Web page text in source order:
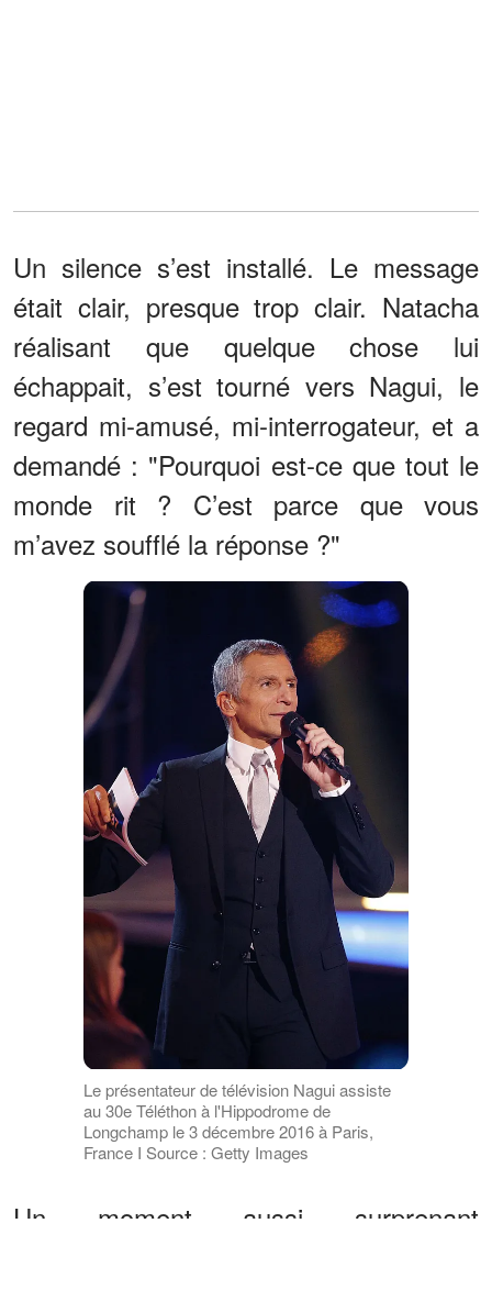
Un silence s’est installé. Le message
était clair, presque trop clair. Natacha
réalisant que quelque chose lui
échappait, s’est tourné vers Nagui, le
regard mi-amusé, mi-interrogateur, et a
demandé : "Pourquoi est-ce que tout le
monde rit ? C’est parce que vous
m’avez soufflé la réponse ?"
Le présentateur de télévision Nagui assiste
au 30e Téléthon à l'Hippodrome de
Longchamp le 3 décembre 2016 à Paris,
France I Source : Getty Images
Un moment aussi surprenant